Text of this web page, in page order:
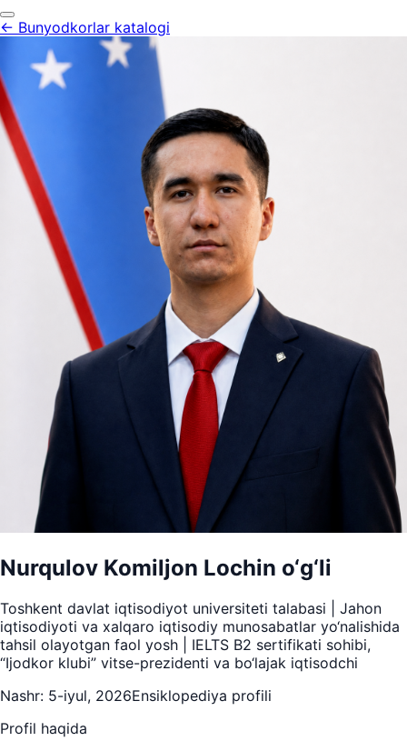
← Bunyodkorlar katalogi
Nurqulov Komiljon Lochin o‘g‘li
Toshkent davlat iqtisodiyot universiteti talabasi | Jahon
iqtisodiyoti va xalqaro iqtisodiy munosabatlar yo‘nalishida
tahsil olayotgan faol yosh | IELTS B2 sertifikati sohibi,
“Ijodkor klubi” vitse-prezidenti va bo‘lajak iqtisodchi
Nashr: 5-iyul, 2026Ensiklopediya profili
Profil haqida